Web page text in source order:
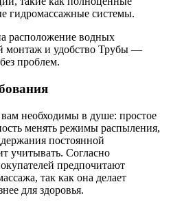
гидромассажные системы.
расположение водных
монтаж и удобство Трубы —
проблем.
необходимы в душе: простое
менять режимы распыления,
постоянной
учитывать. Согласно
предпочитают
так как она делает
для здоровья.